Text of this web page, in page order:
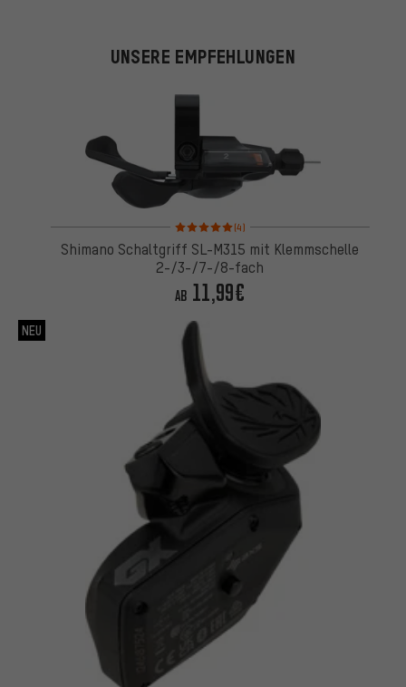
UNSERE EMPFEHLUNGEN
Bewertungen: 5 von 5 basierend auf 4
(4)
Shimano Schaltgriff SL-M315 mit Klemmschelle
2-/3-/7-/8-fach
AB 11,99€
NEU